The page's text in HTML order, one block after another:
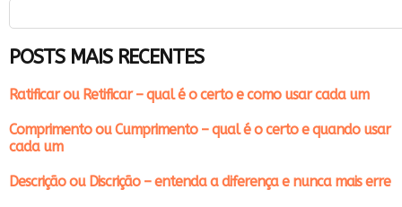
POSTS MAIS RECENTES
Ratificar ou Retificar – qual é o certo e como usar cada um
Comprimento ou Cumprimento – qual é o certo e quando usar
cada um
Descrição ou Discrição – entenda a diferença e nunca mais erre